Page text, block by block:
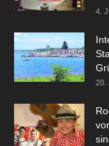
4.
20.